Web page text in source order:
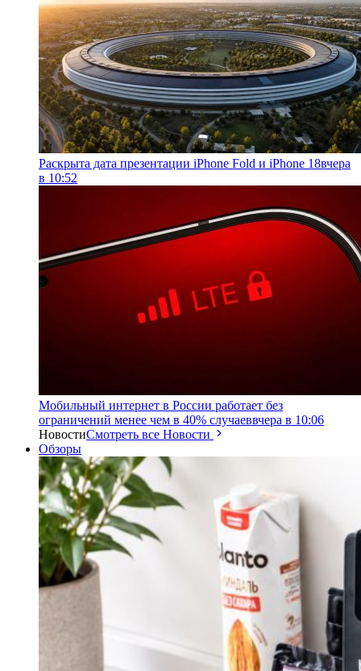
Раскрыта дата презентации iPhone Fold и iPhone 18вчера
в 10:52
Мобильный интернет в России работает без
ограничений менее чем в 40% случаеввчера в 10:06
НовостиСмотреть все Новости
Обзоры